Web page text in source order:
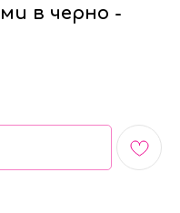
в черно -